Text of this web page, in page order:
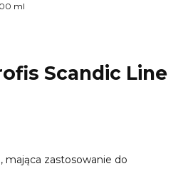
ml
Scandic Line
zastosowanie do